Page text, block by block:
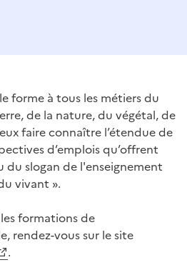
forme à tous les métiers du
de la nature, du végétal, de
faire connaître l’étendue de
d’emplois qu’offrent
du slogan de l'enseignement
vivant ».
formations de
rendez-vous sur le site
.